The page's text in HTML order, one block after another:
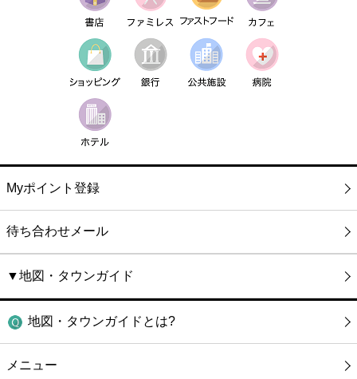
Myポイント登録
待ち合わせメール
▼地図・タウンガイド
地図・タウンガイドとは?
メニュー